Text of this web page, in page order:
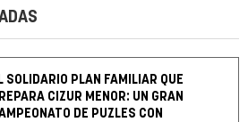
SOLIDARIO PLAN FAMILIAR QUE
CIZUR MENOR: UN GRAN
DE PUZLES CON